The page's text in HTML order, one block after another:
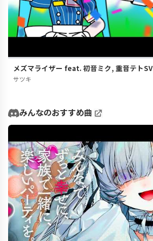
メズマライザー feat. 初音ミク, 重音テトSV
サツキ
みんなのおすすめ曲